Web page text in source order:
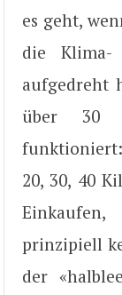
es geht,
die Klima-
aufgedreht
über 30
20, 30, 40
prinzipiell
der